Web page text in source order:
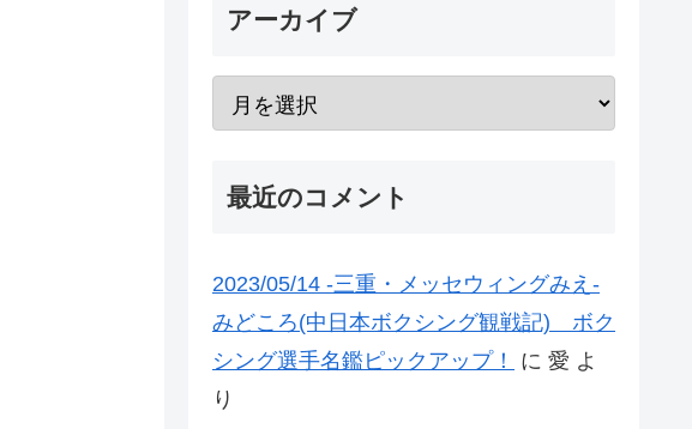
アーカイブ
最近のコメント
2023/05/14 -三重・メッセウィングみえ-
みどころ(中日本ボクシング観戦記) ボク
シング選手名鑑ピックアップ！
に 愛 よ
り